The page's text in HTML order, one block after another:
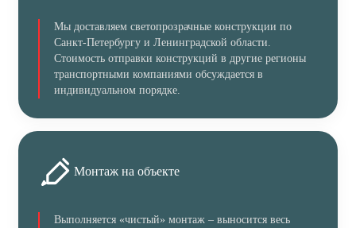
Мы доставляем светопрозрачные конструкции по
Санкт-Петербургу и Ленинградской области.
Стоимость отправки конструкций в другие регионы
транспортными компаниями обсуждается в
индивидуальном порядке.
Монтаж на объекте
Выполняется «чистый» монтаж – выносится весь